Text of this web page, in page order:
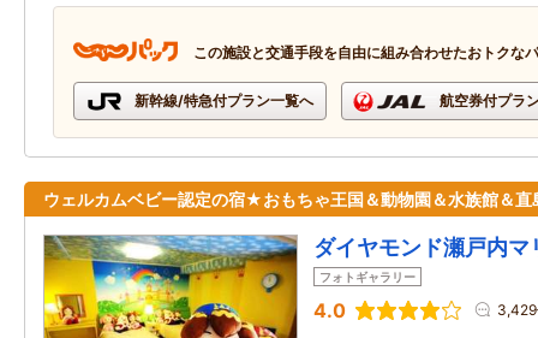
この施設と交通手段を自由に組み合わせたおトクな
新幹線/特急付プラン一覧へ 航空券付プラ
ウェルカムベビー認定の宿★おもちゃ王国＆動物園＆水族館＆直
ダイヤモンド瀬戸内マ
フォトギャラリー
4.0